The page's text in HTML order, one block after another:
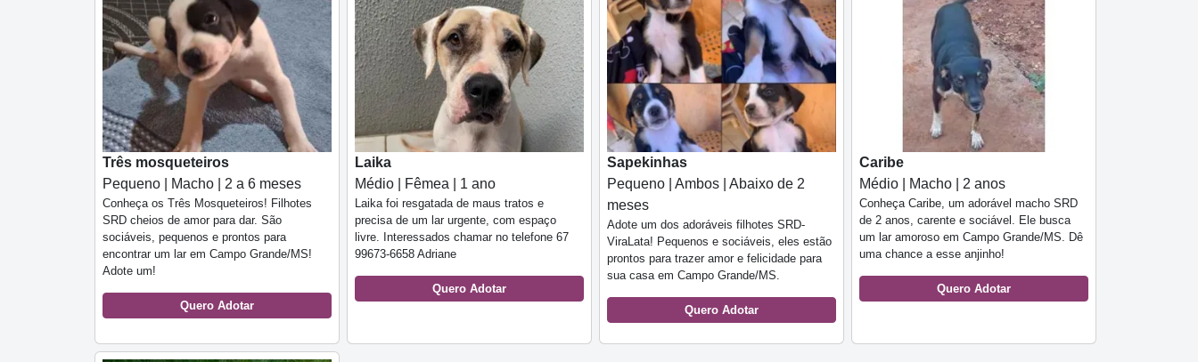
Três mosqueteiros
Pequeno | Macho | 2 a 6 meses
Conheça os Três Mosqueteiros! Filhotes
SRD cheios de amor para dar. São
sociáveis, pequenos e prontos para
encontrar um lar em Campo Grande/MS!
Adote um!
Quero Adotar
Laika
Médio | Fêmea | 1 ano
Laika foi resgatada de maus tratos e
precisa de um lar urgente, com espaço
livre. Interessados chamar no telefone 67
99673-6658 Adriane
Quero Adotar
Sapekinhas
Pequeno | Ambos | Abaixo de 2
meses
Adote um dos adoráveis filhotes SRD-
ViraLata! Pequenos e sociáveis, eles estão
prontos para trazer amor e felicidade para
sua casa em Campo Grande/MS.
Quero Adotar
Caribe
Médio | Macho | 2 anos
Conheça Caribe, um adorável macho SRD
de 2 anos, carente e sociável. Ele busca
um lar amoroso em Campo Grande/MS. Dê
uma chance a esse anjinho!
Quero Adotar